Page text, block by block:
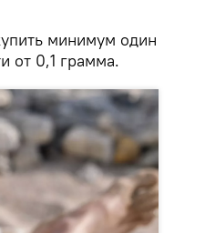
минимум один
от 0,1 грамма.